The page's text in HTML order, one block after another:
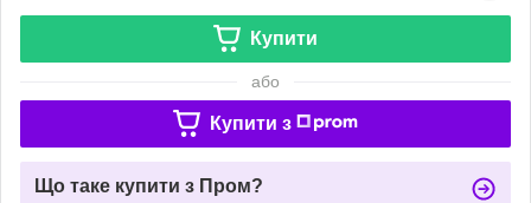
Купити
або
Купити з
Що таке купити з Пром?